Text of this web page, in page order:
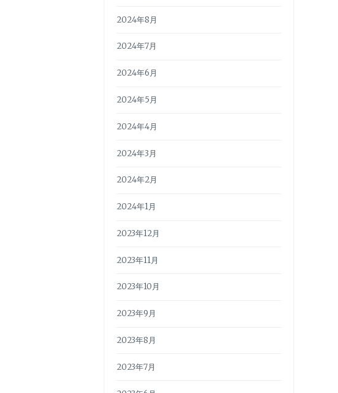
2024年8月
2024年7月
2024年6月
2024年5月
2024年4月
2024年3月
2024年2月
2024年1月
2023年12月
2023年11月
2023年10月
2023年9月
2023年8月
2023年7月